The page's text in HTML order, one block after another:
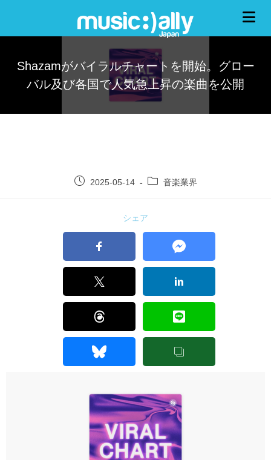
Shazamがバイラルチャートを開始。グロー
バル及び各国で人気急上昇の楽曲を公開
2025-05-14 音楽業界
シェア